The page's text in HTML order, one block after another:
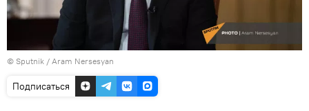
© Sputnik / Aram Nersesyan
Подписаться